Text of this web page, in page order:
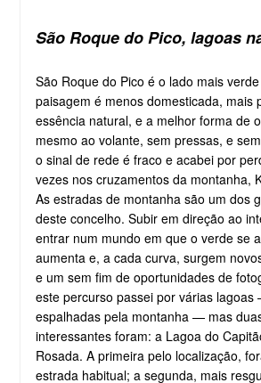
São Roque do Pico, lagoas
São Roque do Pico é o lado mais
paisagem é menos domesticada, mais
essência natural, e a melhor forma de
mesmo ao volante, sem pressas, e
o sinal de rede é fraco e acabei por
vezes nos cruzamentos da montanha,
As estradas de montanha são um dos
deste concelho. Subir em direção ao
entrar num mundo em que o verde se
aumenta e, a cada curva, surgem
e um sem fim de oportunidades de
este percurso passei por várias
espalhadas pela montanha — mas
interessantes foram: a Lagoa do
Rosada. A primeira pelo localização,
estrada habitual; a segunda, mais